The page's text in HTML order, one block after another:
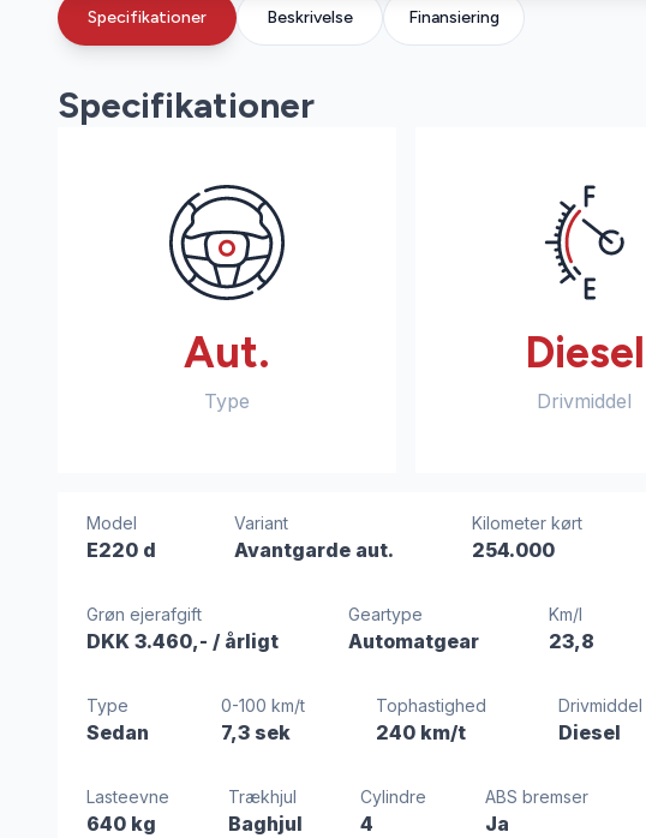
Specifikationer Beskrivelse Finansiering
Specifikationer
Aut.
Type
Diesel
Drivmiddel
Model
E220 d
Variant
Avantgarde aut.
Kilometer kørt
254.000
Grøn ejerafgift
DKK 3.460,- / årligt
Geartype
Automatgear
Km/l
23,8
Type
Sedan
0-100 km/t
7,3 sek
Tophastighed
240 km/t
Drivmiddel
Diesel
Lasteevne
640 kg
Trækhjul
Baghjul
Cylindre
4
ABS bremser
Ja